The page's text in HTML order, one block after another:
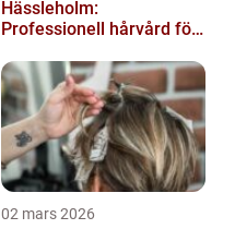
Hässleholm:
Professionell hårvård för
02 mars 2026